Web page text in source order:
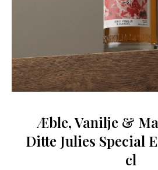
Æble, Vanilje &
Ditte Julies Special
cl